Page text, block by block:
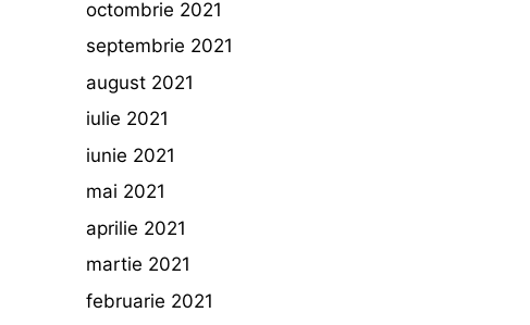
octombrie 2021
septembrie 2021
august 2021
iulie 2021
iunie 2021
mai 2021
aprilie 2021
martie 2021
februarie 2021